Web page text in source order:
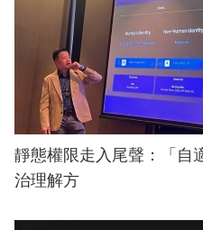
靜態權限走入尾聲：「自
治理解方